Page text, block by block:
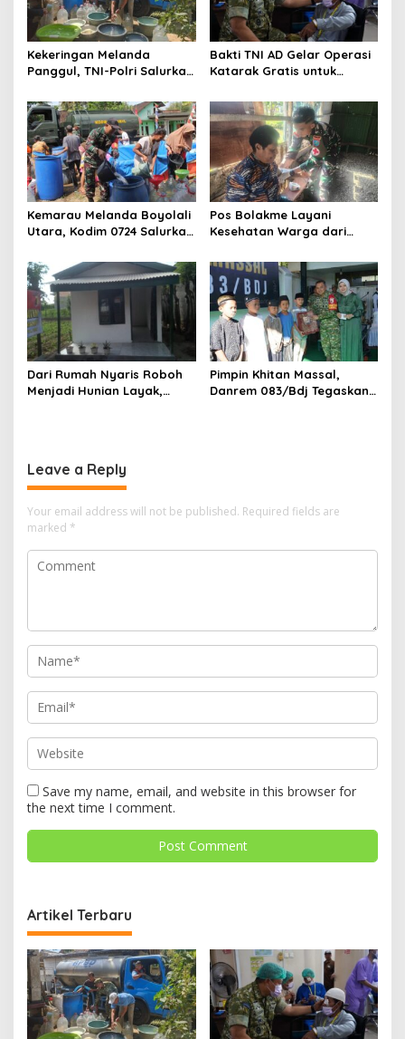
Kekeringan Melanda
Panggul, TNI-Polri Salurkan
Bakti TNI AD Gelar Operasi
Katarak Gratis untuk
Kemarau Melanda Boyolali
Utara, Kodim 0724 Salurkan
Pos Bolakme Layani
Kesehatan Warga dari
Pegunungan
Dari Rumah Nyaris Roboh
Menjadi Hunian Layak,
Pimpin Khitan Massal,
Danrem 083/Bdj Tegaskan
Leave a Reply
Your email address will not be published. Required fields are
marked *
Save my name, email, and website in this browser for
the next time I comment.
Artikel Terbaru